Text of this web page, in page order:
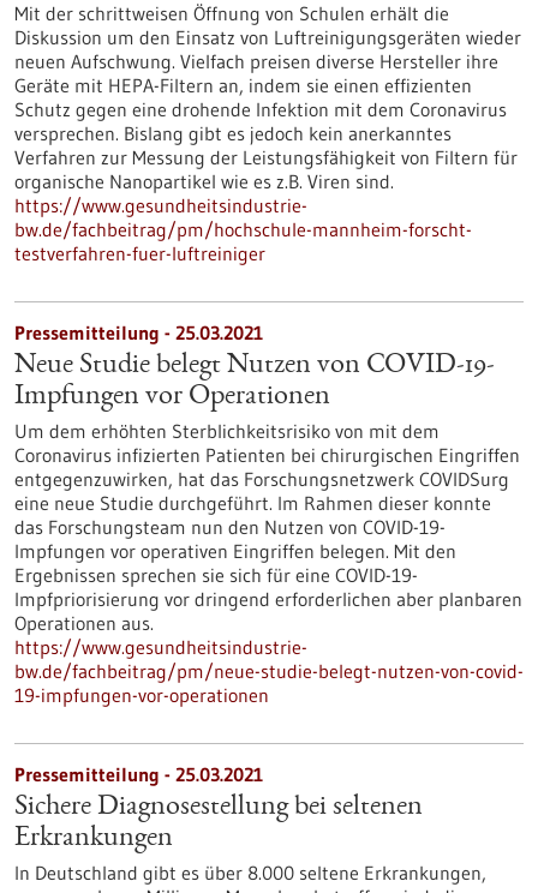
Mit der schrittweisen Öffnung von Schulen erhält die
Diskussion um den Einsatz von Luftreinigungsgeräten wieder
neuen Aufschwung. Vielfach preisen diverse Hersteller ihre
Geräte mit HEPA-Filtern an, indem sie einen effizienten
Schutz gegen eine drohende Infektion mit dem Coronavirus
versprechen. Bislang gibt es jedoch kein anerkanntes
Verfahren zur Messung der Leistungsfähigkeit von Filtern für
organische Nanopartikel wie es z.B. Viren sind.
https://www.gesundheitsindustrie-
bw.de/fachbeitrag/pm/hochschule-mannheim-forscht-
testverfahren-fuer-luftreiniger
Pressemitteilung - 25.03.2021
Neue Studie belegt Nutzen von COVID-19-
Impfungen vor Operationen
Um dem erhöhten Sterblichkeitsrisiko von mit dem
Coronavirus infizierten Patienten bei chirurgischen Eingriffen
entgegenzuwirken, hat das Forschungsnetzwerk COVIDSurg
eine neue Studie durchgeführt. Im Rahmen dieser konnte
das Forschungsteam nun den Nutzen von COVID-19-
Impfungen vor operativen Eingriffen belegen. Mit den
Ergebnissen sprechen sie sich für eine COVID-19-
Impfpriorisierung vor dringend erforderlichen aber planbaren
Operationen aus.
https://www.gesundheitsindustrie-
bw.de/fachbeitrag/pm/neue-studie-belegt-nutzen-von-covid-
19-impfungen-vor-operationen
Pressemitteilung - 25.03.2021
Sichere Diagnosestellung bei seltenen
Erkrankungen
In Deutschland gibt es über 8.000 seltene Erkrankungen,